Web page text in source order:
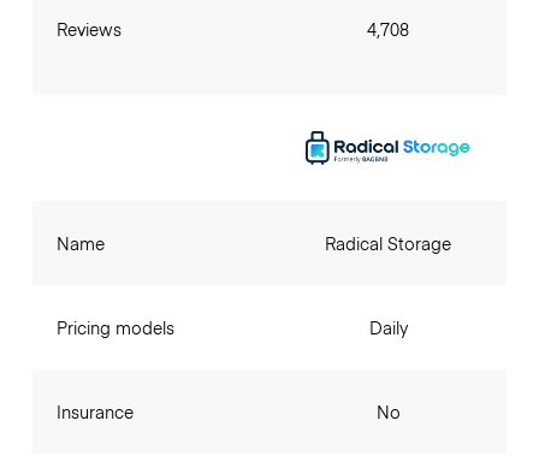
Reviews 4,708
Name
Pricing models
Insurance
Radical Storage
Daily
No